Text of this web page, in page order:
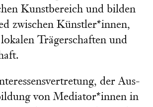
Kunstbereich und bilden
zwischen Künstler*innen,
Trägerschaften und
der Aus-
von Mediator*innen in